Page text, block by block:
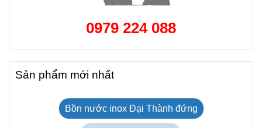
0979 224 088
Sản phẩm mới nhất
Bồn nước inox Đại Thành đứng